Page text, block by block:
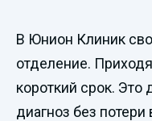
В Юнион Клиник
отделение.
короткий срок. Это
диагноз без